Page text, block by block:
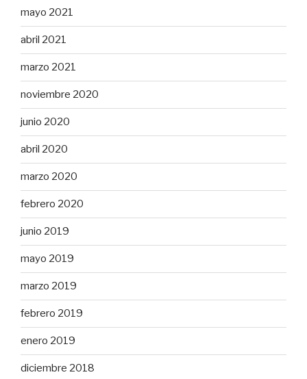
mayo 2021
abril 2021
marzo 2021
noviembre 2020
junio 2020
abril 2020
marzo 2020
febrero 2020
junio 2019
mayo 2019
marzo 2019
febrero 2019
enero 2019
diciembre 2018